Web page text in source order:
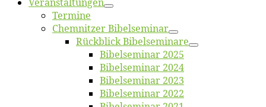
Ter­mi­ne
Chemnit­zer Bibelseminar
Rück­blick Bibelseminare
Bi­bel­se­mi­nar 2025
Bi­bel­se­mi­nar 2024
Bi­bel­se­mi­nar 2023
Bi­bel­se­mi­nar 2022